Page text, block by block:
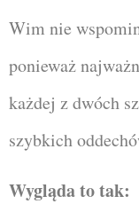
Wim nie
ponieważ
każdej z dwóch
szybkich
Wygląda to tak: